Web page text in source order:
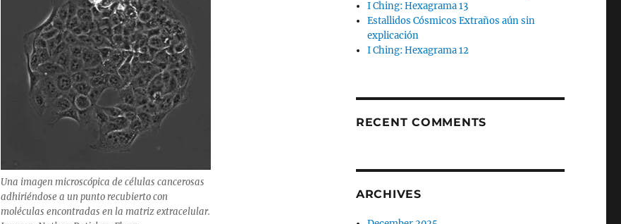
Una imagen microscópica de células cancerosas
adhiriéndose a un punto recubierto con
moléculas encontradas en la matriz extracelular.
I Ching: Hexagrama 13
Estallidos Cósmicos Extraños aún sin
explicación
I Ching: Hexagrama 12
RECENT COMMENTS
ARCHIVES